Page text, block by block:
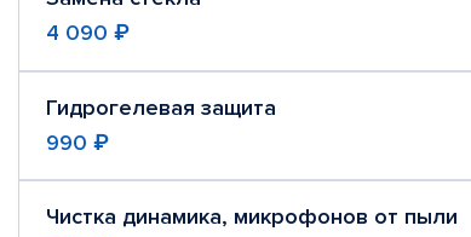
4 090 ₽
Гидрогелевая защита
990 ₽
Чистка динамика, микрофонов от пыли